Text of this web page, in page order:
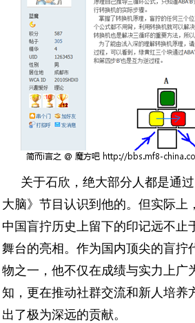
关于石欣，绝大部分人都是通
大脑》节目认识到他的。但实际上
中国盲拧历史上留下的印记远不止
舞台的亮相。作为国内顶尖的盲拧
物之一，他不仅在成绩与实力上广
知，更在推动社群交流和新人培养
出了极为深远的贡献。